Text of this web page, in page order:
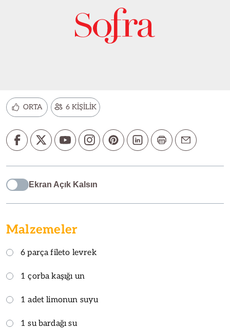
ORTA 6 KİŞİLİK
Ekran Açık Kalsın
Malzemeler
6 parça fileto levrek
1 çorba kaşığı un
1 adet limonun suyu
1 su bardağı su